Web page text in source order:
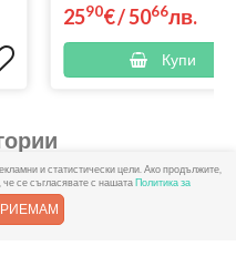
2590€/5066лв.
Купи
и статистически цели. Ако продължите,
се съгласявате с нашатаПолитика за